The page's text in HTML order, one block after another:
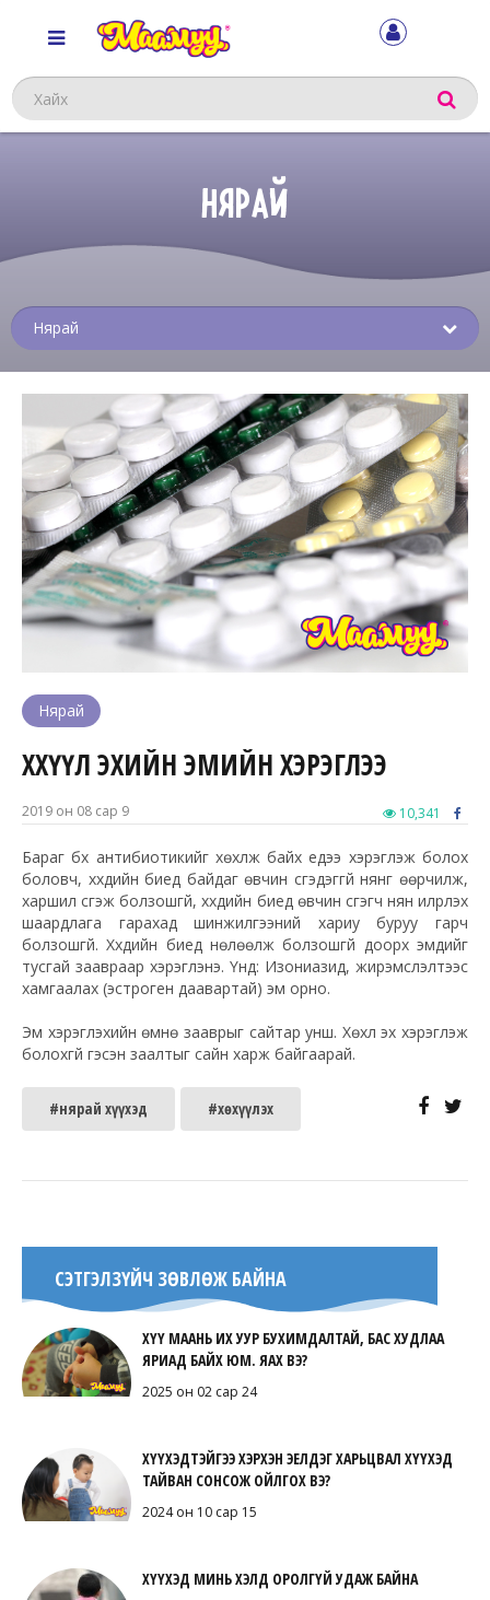
Хайх
НЯРАЙ
Нярай
ХӨХҮҮЛ ЭХИЙН ЭМИЙН ХЭРЭГЛЭЭ
2019 он 08 сар 9 10,341
Бараг бүх антибиотикийг хөхүүлж байх үедээ хэрэглэж болох
боловч, хүүхдийн биед байдаг өвчин үүсгэдэггүй нянг өөрчилж,
харшил үүсгэж болзошгүй, хүүхдийн биед өвчин үүсгэгч нян илрүүлэх
шаардлага гарахад шинжилгээний хариу буруу гарч
болзошгүй. Хүүхдийн биед нөлөөлж болзошгүй доорх эмүүдийг
тусгай заавраар хэрэглэнэ. Үүнд: Изониазид, жирэмслэлтээс
хамгаалах (эстроген даавартай) эм орно.
Эм хэрэглэхийн өмнө зааврыг сайтар унш. Хөхүүл эх хэрэглэж
болохгүй гэсэн заалтыг сайн харж байгаарай.
#нярай хүүхэд #хөхүүлэх
СЭТГЭЛЗҮЙЧ ЗӨВЛӨЖ БАЙНА
ХҮҮ МААНЬ ИХ УУР БУХИМДАЛТАЙ, БАС ХУДЛАА
ЯРИАД БАЙХ ЮМ. ЯАХ ВЭ?
2025 он 02 сар 24
ХҮҮХЭДТЭЙГЭЭ ХЭРХЭН ЭЕЛДЭГ ХАРЬЦВАЛ ХҮҮХЭД
ТАЙВАН СОНСОЖ ОЙЛГОХ ВЭ?
2024 он 10 сар 15
ХҮҮХЭД МИНЬ ХЭЛД ОРОЛГҮЙ УДАЖ БАЙНА